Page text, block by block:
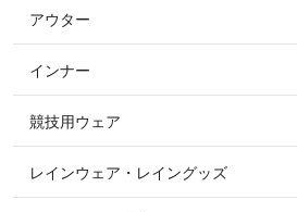
フルグリップ・尻革 キュロット
ニーグリップ・膝革 キュロット
すべてのトップス
ポロシャツ
カットソー・Tシャツ・タンクトップ
アウター
すべてのアウター
コート
ジャケット・ブルゾン
インナー
競技用ウェア
すべての競技用ウェア
レインウェア・レイングッズ